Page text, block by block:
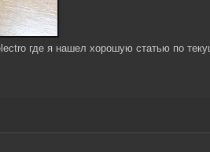
где я нашел хорошую статью по